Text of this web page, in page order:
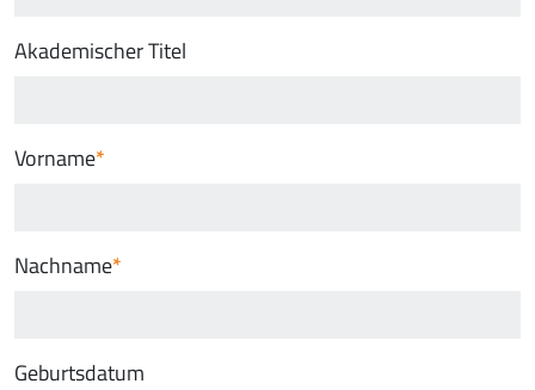
Akademischer Titel
Vorname
Nachname
Geburtsdatum